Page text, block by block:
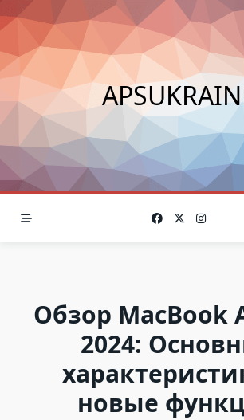
Skip
to
content
Обзор MacBook
2024:
новые